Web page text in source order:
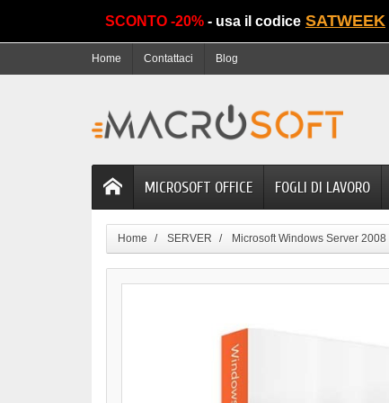
SCONTO -20% - usa il codice SATWEEK
Home Contattaci Blog
MICROSOFT OFFICE FOGLI DI LAVORO
Home SERVER Microsoft Windows Server 2008